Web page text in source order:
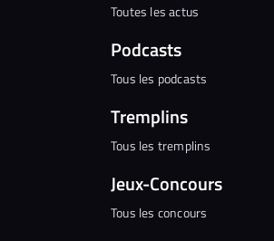
Toutes les actus
Podcasts
Tous les podcasts
Tremplins
Tous les tremplins
Jeux-Concours
Tous les concours